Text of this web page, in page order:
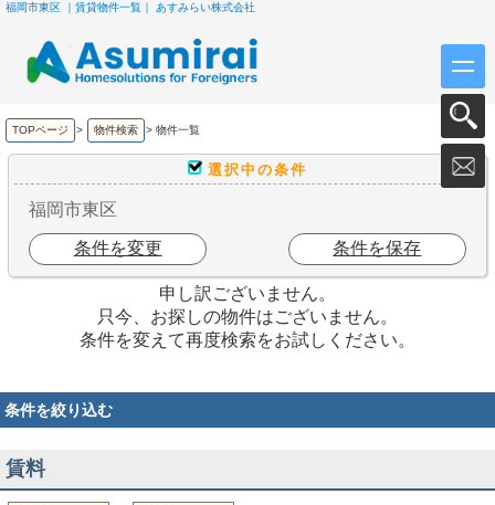
福岡市東区 ｜賃貸物件一覧｜ あすみらい株式会社
TOPページ > 物件検索 > 物件一覧
選択中の条件
福岡市東区
条件を変更 条件を保存
申し訳ございません。
只今、お探しの物件はございません。
条件を変えて再度検索をお試しください。
条件を絞り込む
賃料